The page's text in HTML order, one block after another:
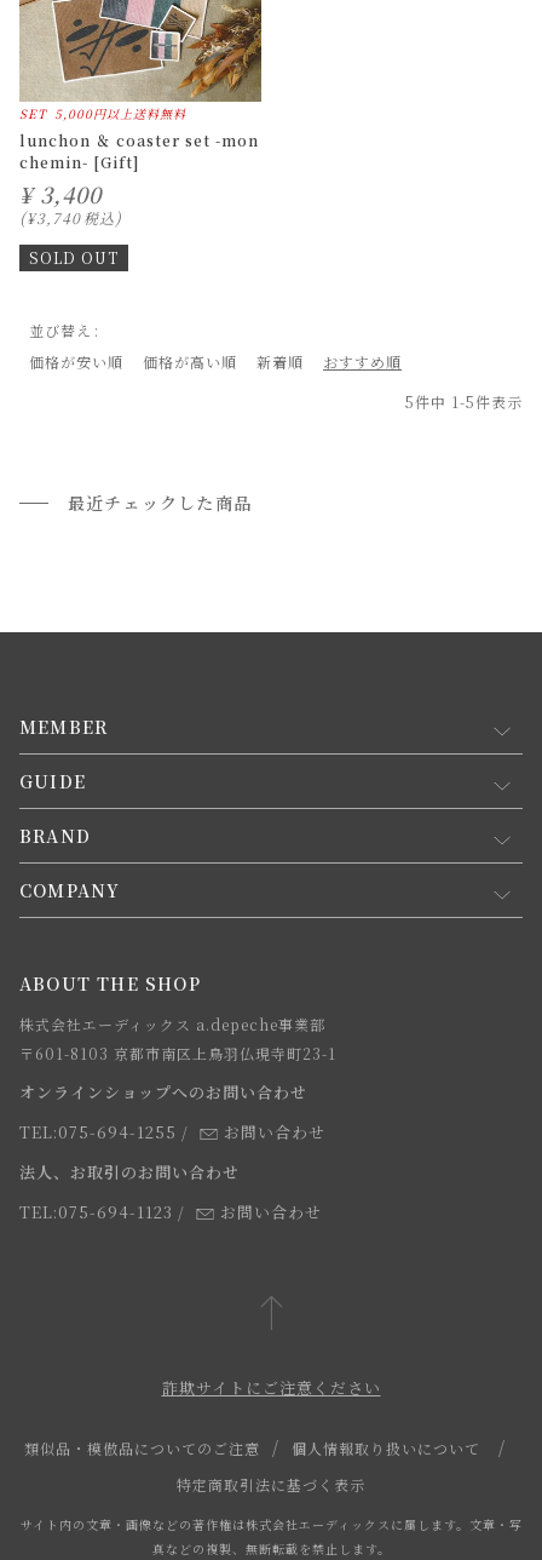
SET 5,000円以上送料無料
lunchon ＆ coaster set -mon
chemin- [Gift]
¥ 3,400
¥3,740税込
SOLD OUT
並び替え
価格が安い順
価格が高い順 新着順
おすすめ順
5件中 1-5件表示
最近チェックした商品
MEMBER
マイページ
新規会員登録
会員規約について
GUIDE
お買い物ガイド
会員登録について
お支払方法について
お届けについて
よくあるご質問
BRAND
コンセプト
webカタログ
COMPANY
店舗一覧
求人情報
法人のお客様
スタッフ
ABOUT THE SHOP
株式会社エーディックス a.depeche事業部
〒601-8103 京都市南区上鳥羽仏現寺町23-1
オンラインショップへのお問い合わせ
TEL:075-694-1255 /
お問い合わせ
法人、お取引のお問い合わせ
TEL:075-694-1123 / お問い合わせ
詐欺サイトにご注意ください
類似品・模倣品についてのご注意
個人情報取り扱いについて
特定商取引法に基づく表示
サイト内の文章・画像などの著作権は株式会社エーディックスに属します。文章・写
真などの複製、無断転載を禁止します。